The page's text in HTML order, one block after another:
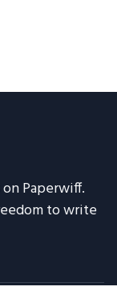
Paperwiff.
to write